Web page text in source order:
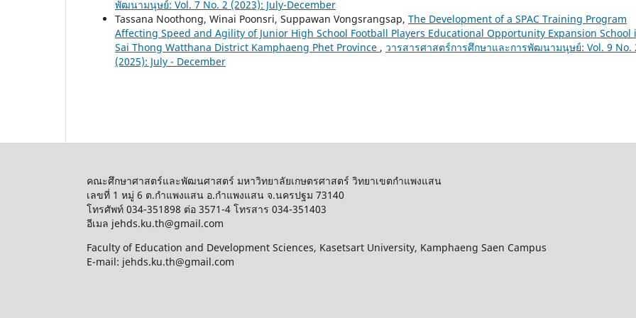
พัฒนามนุษย์: Vol. 7 No. 2 (2023): July-December
Tassana Noothong, Winai Poonsri, Suppawan Vongsrangsap, The Development of a SPAC Training Program
Affecting Speed and Agility of Junior High School Football Players Educational Opportunity Expansion School
Sai Thong Watthana District Kamphaeng Phet Province , วารสารศาสตร์การศึกษาและการพัฒนามนุษย์: Vol. 9 No.
(2025): July - December
คณะศึกษาศาสตร์และพัฒนศาสตร์ มหาวิทยาลัยเกษตรศาสตร์ วิทยาเขตกำแพงแสน
เลขที่ 1 หมู่ 6 ต.กำแพงแสน อ.กำแพงแสน จ.นครปฐม 73140
โทรศัพท์ 034-351898 ต่อ 3571-4 โทรสาร 034-351403
อีเมล jehds.ku.th@gmail.com
Faculty of Education and Development Sciences, Kasetsart University, Kamphaeng Saen Campus
E-mail: jehds.ku.th@gmail.com